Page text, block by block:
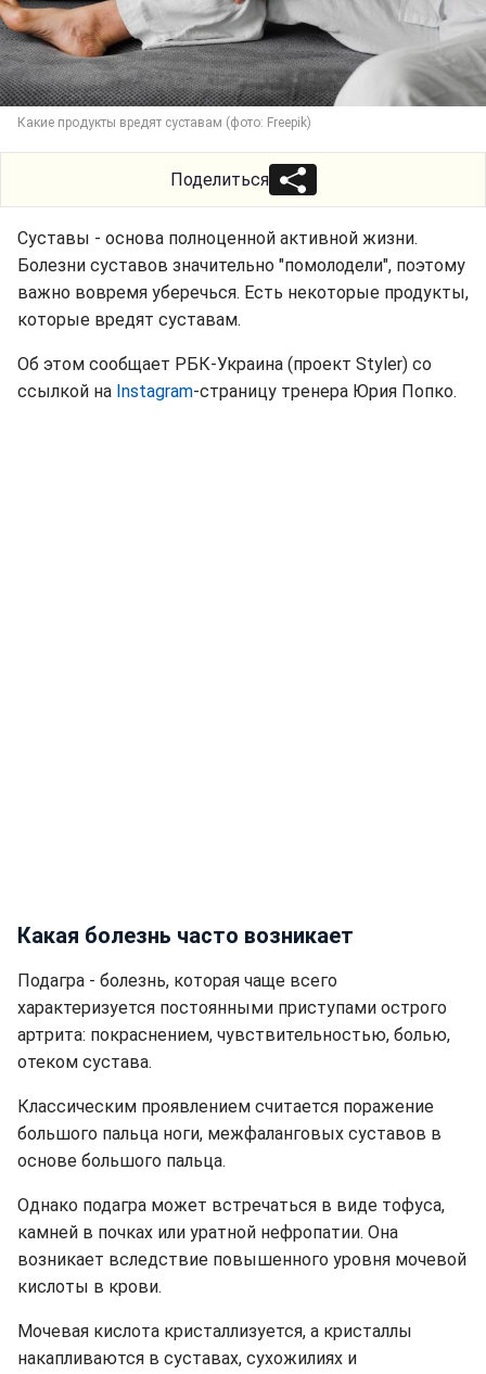
Какие продукты вредят суставам (фото: Freepik)
Поделиться
Суставы - основа полноценной активной жизни.
Болезни суставов значительно "помолодели", поэтому
важно вовремя уберечься. Есть некоторые продукты,
которые вредят суставам.
Об этом сообщает РБК-Украина (проект Styler) со
ссылкой на Instagram-страницу тренера Юрия Попко.
Какая болезнь часто возникает
Подагра - болезнь, которая чаще всего
характеризуется постоянными приступами острого
артрита: покраснением, чувствительностью, болью,
отеком сустава.
Классическим проявлением считается поражение
большого пальца ноги, межфаланговых суставов в
основе большого пальца.
Однако подагра может встречаться в виде тофуса,
камней в почках или уратной нефропатии. Она
возникает вследствие повышенного уровня мочевой
кислоты в крови.
Мочевая кислота кристаллизуется, а кристаллы
накапливаются в суставах, сухожилиях и